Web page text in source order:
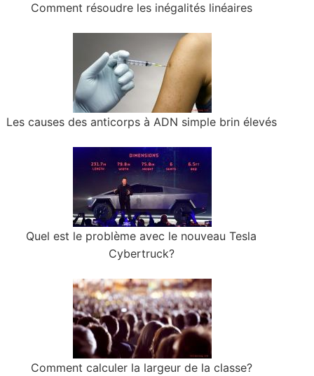
Comment résoudre les inégalités linéaires
Les causes des anticorps à ADN simple brin élevés
Quel est le problème avec le nouveau Tesla
Cybertruck?
Comment calculer la largeur de la classe?